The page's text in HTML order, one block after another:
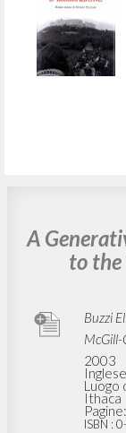
A
to the
Buzzi
McGill-
2003
Inglese
Luogo
Ithaca
ISBN :